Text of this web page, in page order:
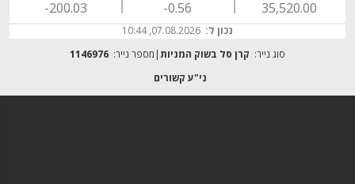
35,520.00
‎-0.56
‎-200.03
נכון ל: 07.08.2026, 10:44
סוג נייר: קרן סל בשוק המניות מספר נייר: 1146976